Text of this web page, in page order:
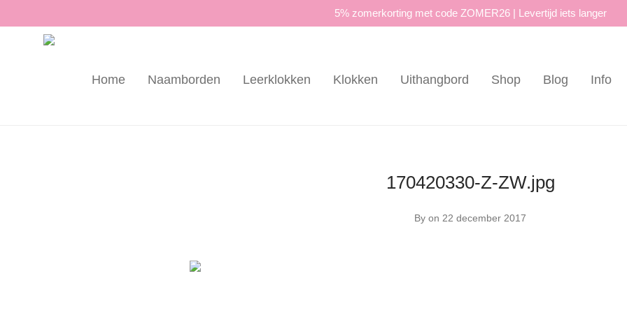
5% zomerkorting met code ZOMER26 | Levertijd iets langer
Home Naamborden Leerklokken Klokken Uithangbord Shop Blog Info
170420330-Z-ZW.jpg
By on 22 december 2017